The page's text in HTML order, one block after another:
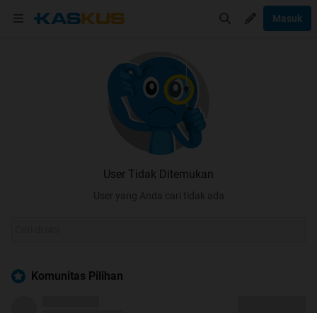
Masuk
User Tidak Ditemukan
User yang Anda cari tidak ada
Komunitas Pilihan